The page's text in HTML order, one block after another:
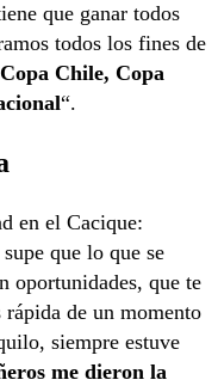
que ganar todos
todos los fines de
Chile, Copa
“.
en el Cacique:
que lo que se
oportunidades, que te
de un momento
siempre estuve
me dieron la